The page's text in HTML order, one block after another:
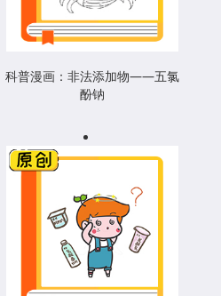
科普漫画：非法添加物——五氯
酚钠